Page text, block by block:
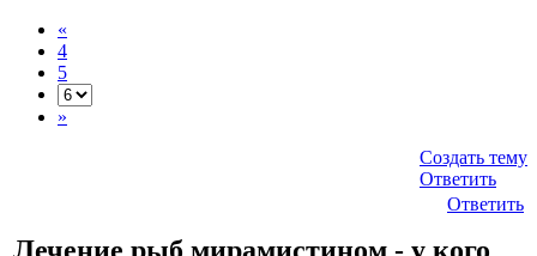
«
4
5
»
Создать тему
Ответить
Ответить